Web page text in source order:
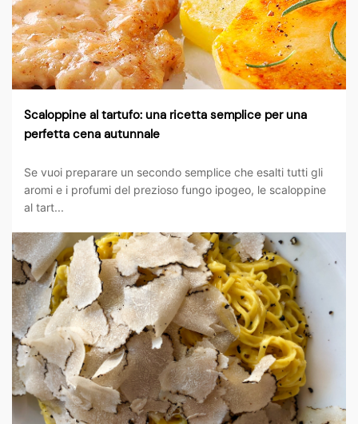
Scaloppine al tartufo: una ricetta semplice per una
perfetta cena autunnale
Se vuoi preparare un secondo semplice che esalti tutti gli
aromi e i profumi del prezioso fungo ipogeo, le scaloppine
al tart...